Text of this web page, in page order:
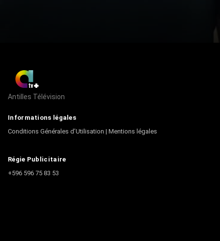
Antilles Télévision
Informations légales
Conditions Générales d’Utilisation | Mentions légales
Régie Publicitaire
+596 596 75 83 53